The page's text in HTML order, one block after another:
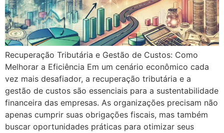
Recuperação Tributária e Gestão de Custos: Como
Melhorar a Eficiência Em um cenário econômico cada
vez mais desafiador, a recuperação tributária e a
gestão de custos são essenciais para a sustentabilidade
financeira das empresas. As organizações precisam não
apenas cumprir suas obrigações fiscais, mas também
buscar oportunidades práticas para otimizar seus